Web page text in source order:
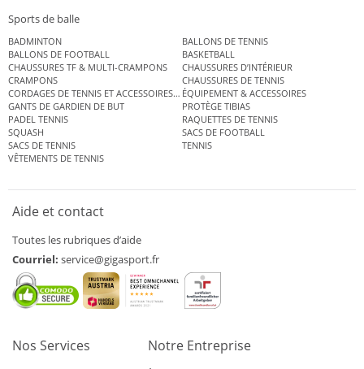
Sports de balle
BADMINTON
BALLONS DE TENNIS
BALLONS DE FOOTBALL
BASKETBALL
CHAUSSURES TF & MULTI-CRAMPONS
CHAUSSURES D’INTÉRIEUR
CRAMPONS
CHAUSSURES DE TENNIS
CORDAGES DE TENNIS ET ACCESSOIRES DE TENNISÉQUIPEMENT & ACCESSOIRES
GANTS DE GARDIEN DE BUT
PROTÈGE TIBIAS
PADEL TENNIS
RAQUETTES DE TENNIS
SQUASH
SACS DE FOOTBALL
SACS DE TENNIS
TENNIS
VÊTEMENTS DE TENNIS
Aide et contact
Toutes les rubriques d’aide
Courriel: service@gigasport.fr
Nos Services Notre Entreprise